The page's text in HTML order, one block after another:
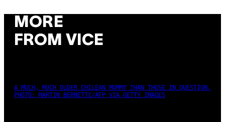
MORE
FROM VICE
A MUCH, MUCH OLDER CHILEAN MUMMY THAN THOSE IN QUESTION.
PHOTO: MARTIN BERNETTI/AFP VIA GETTY IMAGES